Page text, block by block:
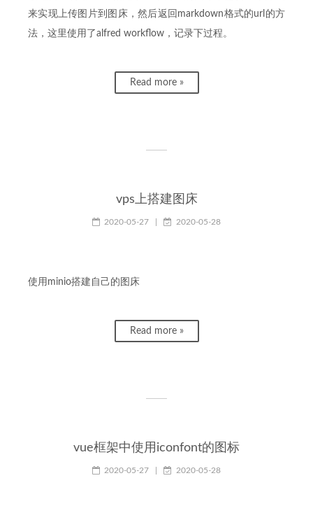
来实现上传图片到图床，然后返回markdown格式的url的方
法，这里使用了alfred workflow，记录下过程。
Read more »
vps上搭建图床
2020-05-27 2020-05-28
使用minio搭建自己的图床
Read more »
vue框架中使用iconfont的图标
2020-05-27 2020-05-28